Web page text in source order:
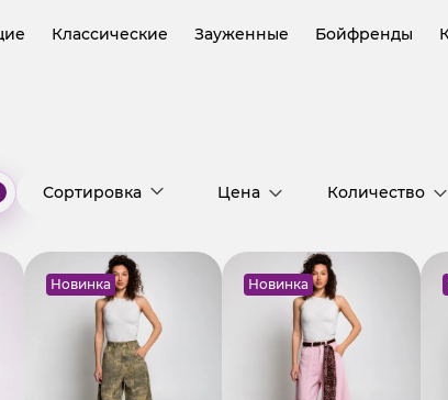
Классические Зауженные Бойфренды
Сортировка Цена Количество
Новинка Новинка